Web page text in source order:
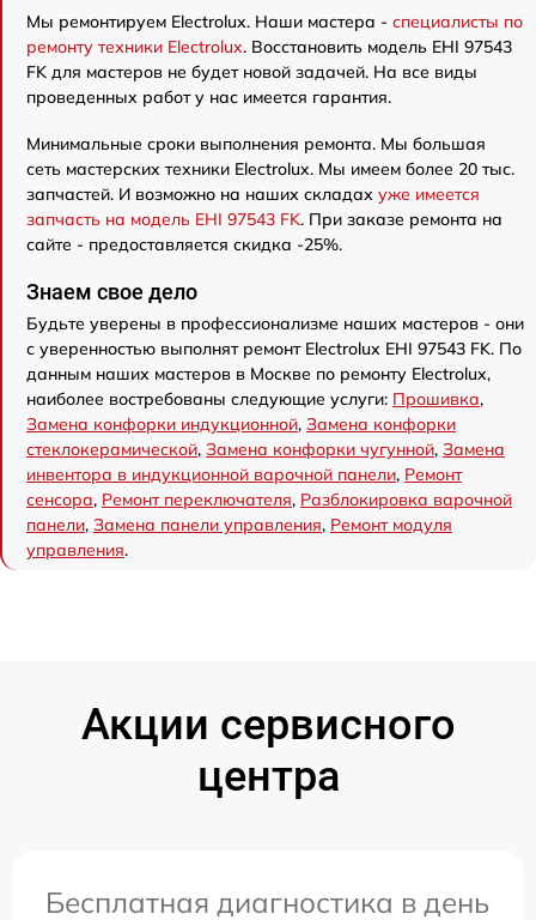
Мы ремонтируем Electrolux. Наши мастера - специалисты по
ремонту техники Electrolux. Восстановить модель EHI 97543
FK для мастеров не будет новой задачей. На все виды
проведенных работ у нас имеется гарантия.
Минимальные сроки выполнения ремонта. Мы большая
сеть мастерских техники Electrolux. Мы имеем более 20 тыс.
запчастей. И возможно на наших складах уже имеется
запчасть на модель EHI 97543 FK. При заказе ремонта на
сайте - предоставляется скидка -25%.
Знаем свое дело
Будьте уверены в профессионализме наших мастеров - они
с уверенностью выполнят ремонт Electrolux EHI 97543 FK. По
данным наших мастеров в Москве по ремонту Electrolux,
наиболее востребованы следующие услуги: Прошивка,
Замена конфорки индукционной, Замена конфорки
стеклокерамической, Замена конфорки чугунной, Замена
инвентора в индукционной варочной панели, Ремонт
сенсора, Ремонт переключателя, Разблокировка варочной
панели, Замена панели управления, Ремонт модуля
управления.
Акции сервисного
центра
Бесплатная диагностика в день